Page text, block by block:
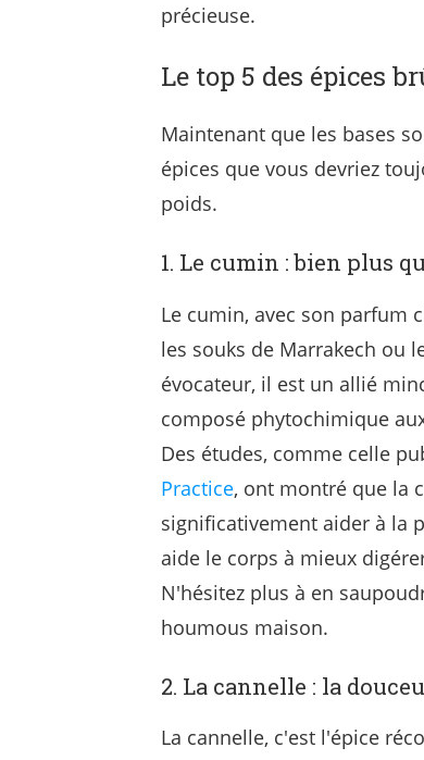
précieuse.
Le top 5 des épices
Maintenant que les bases
épices que vous devriez
poids.
1. Le cumin : bien plus
Le cumin, avec son parfum
les souks de Marrakech ou
évocateur, il est un allié
composé phytochimique
Des études, comme celle
Practice, ont montré que la
significativement aider à la
aide le corps à mieux
N'hésitez plus à en
houmous maison.
2. La cannelle : la
La cannelle, c'est l'épice